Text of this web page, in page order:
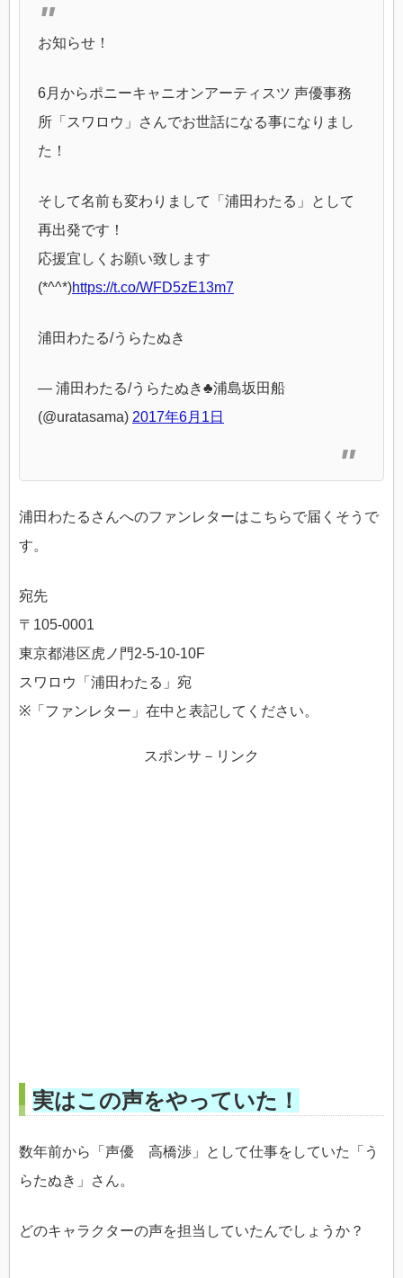
お知らせ！
6月からポニーキャニオンアーティスツ 声優事務
所「スワロウ」さんでお世話になる事になりまし
た！
そして名前も変わりまして「浦田わたる」として
再出発です！
応援宜しくお願い致します
(*^^*)https://t.co/WFD5zE13m7
浦田わたる/うらたぬき
— 浦田わたる/うらたぬき♣︎浦島坂田船
(@uratasama) 2017年6月1日
浦田わたるさんへのファンレターはこちらで届くそうで
す。
宛先
〒105-0001
東京都港区虎ノ門2-5-10-10F
スワロウ「浦田わたる」宛
※「ファンレター」在中と表記してください。
スポンサ－リンク
実はこの声をやっていた！
数年前から「声優 高橋渉」として仕事をしていた「う
らたぬき」さん。
どのキャラクターの声を担当していたんでしょうか？